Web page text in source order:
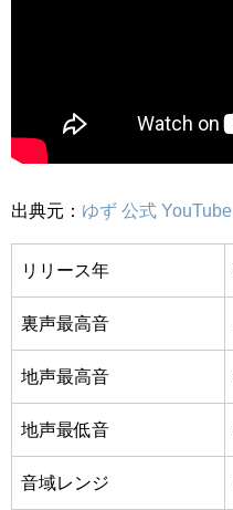
出典元： ゆず 公式 YouTube
リリース年
裏声最高音
地声最高音
地声最低音
音域レンジ